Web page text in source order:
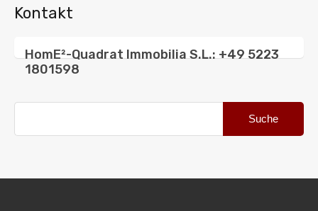
Kontakt
HomE²-Quadrat Immobilia S.L.: +49 5223
1801598